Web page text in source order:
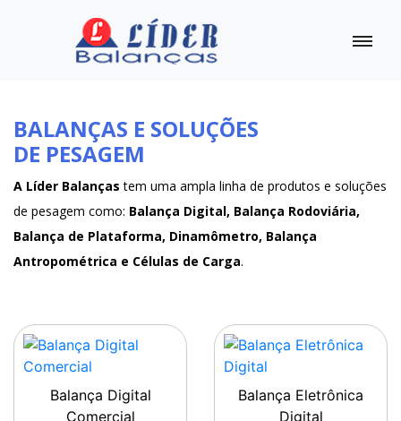
BALANÇAS E SOLUÇÕES
DE PESAGEM
A Líder Balanças tem uma ampla linha de produtos e soluções
de pesagem como: Balança Digital, Balança Rodoviária,
Balança de Plataforma, Dinamômetro, Balança
Antropométrica e Células de Carga.
Balança Digital
Comercial
Balança Eletrônica
Digital